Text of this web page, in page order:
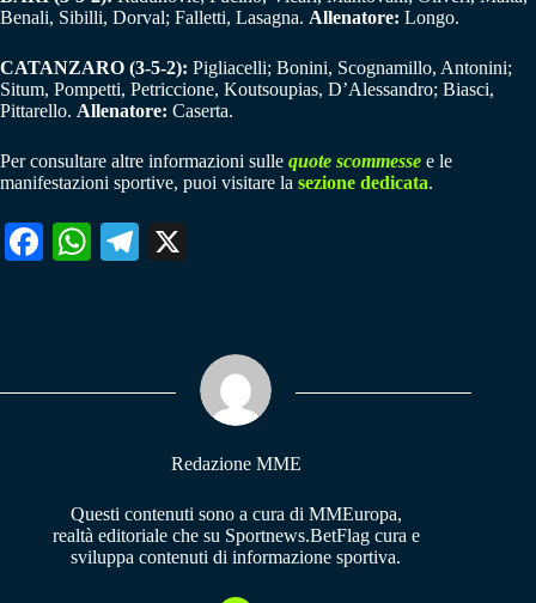
Benali, Sibilli, Dorval; Falletti, Lasagna. Allenatore: Longo.
CATANZARO (3-5-2): Pigliacelli; Bonini, Scognamillo, Antonini;
Situm, Pompetti, Petriccione, Koutsoupias, D’Alessandro; Biasci,
Pittarello. Allenatore: Caserta.
Per consultare altre informazioni sulle quote scommesse e le
manifestazioni sportive, puoi visitare la sezione dedicata.
Fa W
pp
Te
m
Redazione MME
Questi contenuti sono a cura di MMEuropa,
realtà editoriale che su Sportnews.BetFlag cura e
sviluppa contenuti di informazione sportiva.